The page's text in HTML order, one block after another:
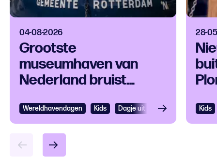
04-08-2026
Grootste
museumhaven van
Nederland bruist
Wereldhavendagen
Wereldhavendagen Kids Dagje uit Rotterdam Kids
28-
Kids